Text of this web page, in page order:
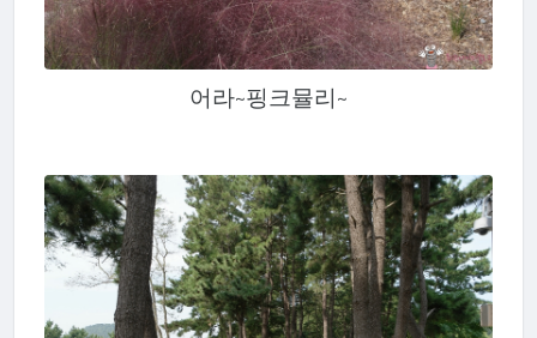
어라~핑크뮬리~